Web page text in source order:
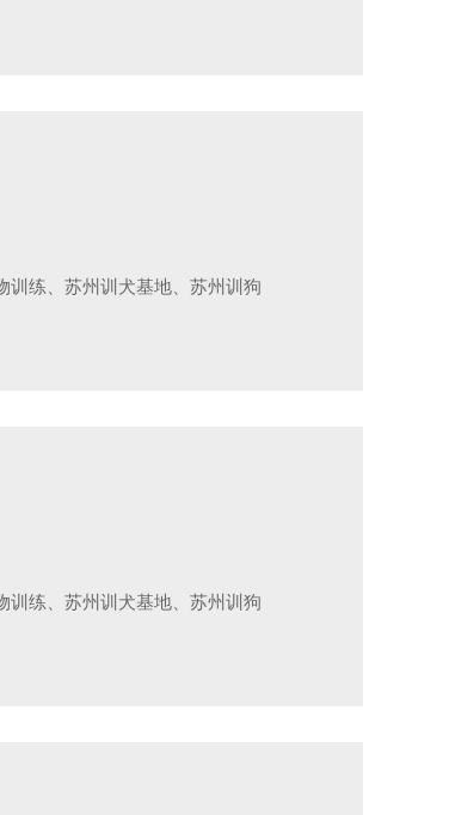
训练、苏州训犬基地、苏州训狗
训练、苏州训犬基地、苏州训狗